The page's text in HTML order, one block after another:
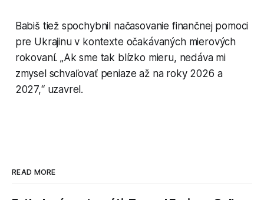
Babiš tiež spochybnil načasovanie finančnej pomoci
pre Ukrajinu v kontexte očakávaných mierových
rokovaní. „Ak sme tak blízko mieru, nedáva mi
zmysel schvaľovať peniaze až na roky 2026 a
2027,“ uzavrel.
READ MORE